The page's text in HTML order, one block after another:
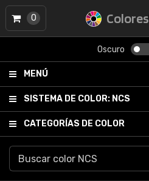
Colores
Oscuro
MENÚ
SISTEMA DE COLOR: NCS
CATEGORÍAS DE COLOR
0